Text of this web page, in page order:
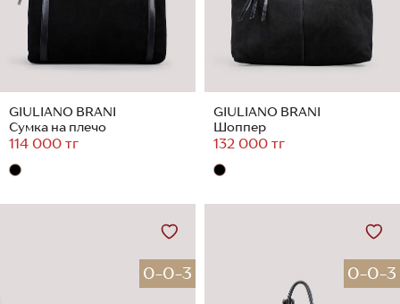
GIULIANO BRANI
Сумка на плечо
114 000 тг
GIULIANO BRANI
Шоппер
132 000 тг
0-0-3 0-0-3